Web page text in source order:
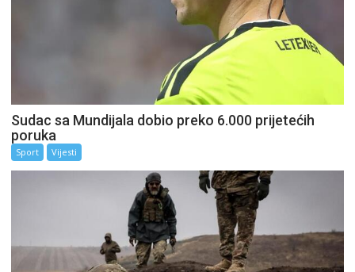
Sudac sa Mundijala dobio preko 6.000 prijetećih
poruka
Sport Vijesti